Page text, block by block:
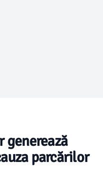
generează
parcărilor